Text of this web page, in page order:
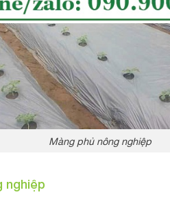
Màng phủ nông nghiệp
nghiệp